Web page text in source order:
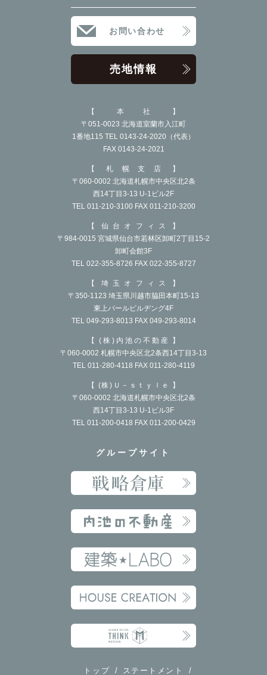
2022年7月
2022年6月
2022年4月
2022年1月
2021年11月
2021年9月
2021年4月
2020年12月
2020年9月
2020年8月
2020年5月
2020年4月
2020年3月
2020年2月
2019年12月
2019年11月
2019年10月
2019年8月
お問い合わせ
売地情報
本社
〒051-0023 北海道室蘭市入江町
1番地115 TEL 0143-24-2020（代表）
FAX 0143-24-2021
札幌支店
〒060-0002 北海道札幌市中央区北2条
西14丁目3-13 U-1ビル2F
TEL 011-210-3100 FAX 011-210-3200
仙台オフィス
〒984-0015 宮城県仙台市若林区卸町2丁目15-2
卸町会館3F
TEL 022-355-8726 FAX 022-355-8727
埼玉オフィス
〒350-1123 埼玉県川越市脇田本町15-13
東上パールビルヂング4F
TEL 049-293-8013 FAX 049-293-8014
(株)内池の不動産
〒060-0002 札幌市中央区北2条西14丁目3-13
TEL 011-280-4118 FAX 011-280-4119
(株)Ｕ－ｓｔｙｌｅ
〒060-0002 北海道札幌市中央区北2条
西14丁目3-13 U-1ビル3F
TEL 011-200-0418 FAX 011-200-0429
グループサイト
トップ ステートメント